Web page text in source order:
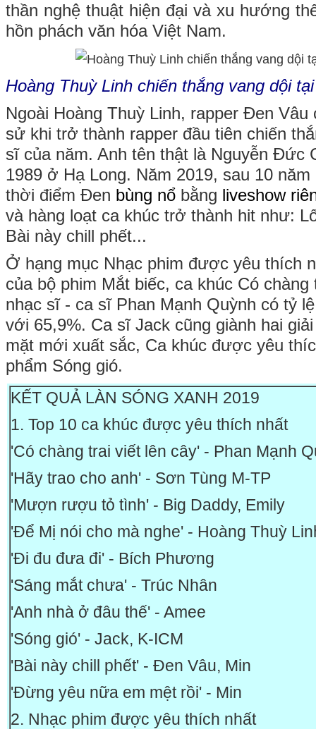
thần nghệ thuật hiện đại và xu hướng
hồn phách văn hóa Việt Nam.
Hoàng Thuỳ Linh chiến thắng vang dội
Ngoài Hoàng Thuỳ Linh, rapper Đen Vâu
sử khi trở thành rapper đầu tiên chiến
sĩ của năm. Anh tên thật là Nguyễn Đức
1989 ở Hạ Long. Năm 2019, sau 10
thời điểm Đen bùng nổ bằng liveshow
và hàng loạt ca khúc trở thành hit như:
Bài này chill phết...
Ở hạng mục Nhạc phim được yêu thích
của bộ phim Mắt biếc, ca khúc Có
nhạc sĩ - ca sĩ Phan Mạnh Quỳnh có tỷ
với 65,9%. Ca sĩ Jack cũng giành hai
mặt mới xuất sắc, Ca khúc được yêu
phẩm Sóng gió.
KẾT QUẢ LÀN SÓNG XANH 2019
1. Top 10 ca khúc được yêu thích nhất
'Có chàng trai viết lên cây' - Phan Mạnh
'Hãy trao cho anh' - Sơn Tùng M-TP
'Mượn rượu tỏ tình' - Big Daddy, Emily
'Để Mị nói cho mà nghe' - Hoàng Thuỳ
'Đi đu đưa đi' - Bích Phương
'Sáng mắt chưa' - Trúc Nhân
'Anh nhà ở đâu thế' - Amee
'Sóng gió' - Jack, K-ICM
'Bài này chill phết' - Đen Vâu, Min
'Đừng yêu nữa em mệt rồi' - Min
2. Nhạc phim được yêu thích nhất